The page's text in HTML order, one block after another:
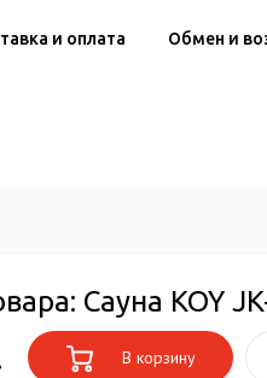
и оплата Обмен и
Сауна KOY
В корзину